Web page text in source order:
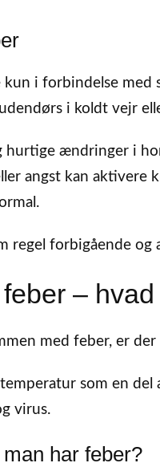
i forbindelse
i koldt vejr
ændringer i
angst kan aktivere
regel forbigående
–
med feber, er
som en
virus.
har feber?